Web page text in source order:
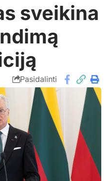
sveikina
Pasidalinti